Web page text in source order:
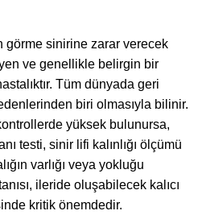
görme sinirine zarar verecek
ve genellikle belirgin bir
Tüm dünyada geri
biri olmasıyla bilinir.
yüksek bulunursa,
testi, sinir lifi kalınlığı ölçümü
varlığı veya yokluğu
ileride oluşabilecek kalıcı
kritik önemdedir.